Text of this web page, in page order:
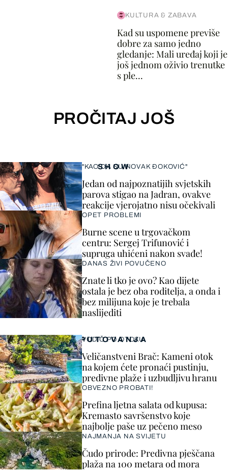
KULTURA & ZABAVA
Kad su uspomene previše
dobre za samo jedno
gledanje: Mali uređaj koji je
još jednom oživio trenutke
s ple...
PROČITAJ JOŠ
SHOW
"KAO DA SU NOVAK ĐOKOVIĆ"
Jedan od najpoznatijih svjetskih
parova stigao na Jadran, ovakve
reakcije vjerojatno nisu očekivali
OPET PROBLEMI
Burne scene u trgovačkom
centru: Sergej Trifunović i
supruga uhićeni nakon svađe!
DANAS ŽIVI POVUČENO
Znate li tko je ovo? Kao dijete
ostala je bez oba roditelja, a onda i
bez milijuna koje je trebala
naslijediti
PUTOVANJA
VODIČ PO OTOKU
Veličanstveni Brač: Kameni otok
na kojem ćete pronaći pustinju,
predivne plaže i uzbudljivu hranu
OBVEZNO PROBATI!
Prefina ljetna salata od kupusa:
Kremasto savršenstvo koje
najbolje paše uz pečeno meso
NAJMANJA NA SVIJETU
Čudo prirode: Predivna pješčana
plaža na 100 metara od mora